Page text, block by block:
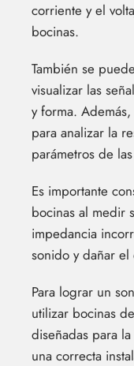
corriente y el
bocinas.
También se
visualizar las
y forma.
para analizar la
parámetros de
Es importante
bocinas al medir
impedancia
sonido y dañar el
Para lograr un
utilizar bocinas
diseñadas para
una correcta